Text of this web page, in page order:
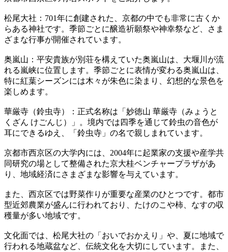
松尾大社：701年に創建された、京都の中でも非常に古くか
らある神社です。季節ごとに醸造祈願祭や神幸祭など、さま
ざまな行事が開催されています。
奥嵐山：平安貴族が別荘を構えていた奥嵐山は、大堰川が流
れる嵐峡に位置します。季節ごとに表情が変わる奥嵐山は、
特に紅葉シーズンには木々が朱色に染まり、幻想的な景色を
楽しめます。
華厳寺（鈴虫寺）：正式名称は「妙徳山 華厳寺（みょうと
くざん けごんじ）」。境内では四季を通じて鈴虫の音色が
耳にできるゆえ、「鈴虫寺」の名で親しまれています。
京都市西京区の大学内には、2004年に起業家の支援や産学共
同研究の場として整備された京大桂ベンチャープラザがあ
り、地域経済にさまざまな影響を与えています。
また、西京区では野菜作りが重要な産業のひとつです。都市
型近郊農業が盛んに行われており、たけのこや柿、なすの収
穫量が多い地域です。
文化面では、松尾大社の「おいでおかえり」や、夏に地域で
行われる地蔵盆など、伝統文化を大切にしています。また、